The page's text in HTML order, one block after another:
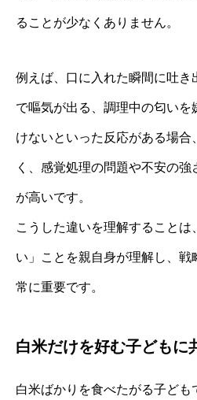
ることが少なくありません。
例えば、口に入れた瞬間に吐き
で嘔気が出る、調理中の匂い
けないといった反応がある場合
く、感覚処理の問題や不安の
が高いです。
こうした違いを理解することは
い」ことを親自身が理解し、
常に重要です。
白米だけを好む子どもに
白米ばかりを食べたがる子ども